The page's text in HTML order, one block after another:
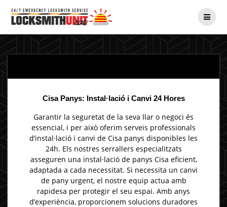
Cisa Panys: Instal·lació i Canvi 24 Hores
Garantir la seguretat de la seva llar o negoci és
essencial, i per això oferim serveis professionals
d’instal·lació i canvi de Cisa panys disponibles les
24h. Els nostres serrallers especialitzats
asseguren una instal·lació de panys Cisa eficient,
adaptada a cada necessitat. Si necessita un canvi
de pany urgent, el nostre equip actua amb
rapidesa per protegir el seu espai. Amb anys
d’experiència, proporcionem solucions duradores